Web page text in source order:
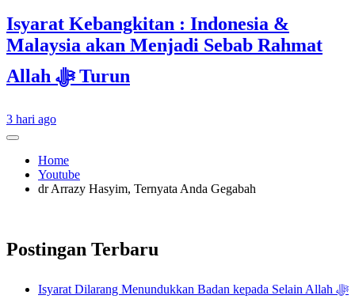
Isyarat Kebangkitan : Indonesia &
Malaysia akan Menjadi Sebab Rahmat
Allah ﷻ Turun
3 hari ago
Home
Youtube
dr Arrazy Hasyim, Ternyata Anda Gegabah
Postingan Terbaru
Isyarat Dilarang Menundukkan Badan kepada Selain Allah ﷻ